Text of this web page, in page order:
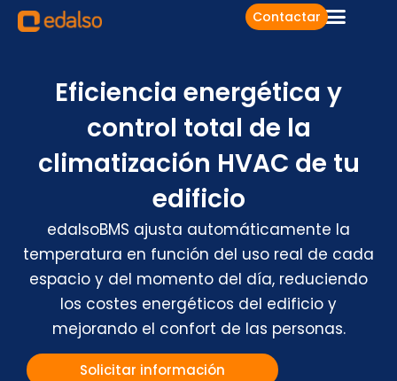
Contactar
Eficiencia energética y
control total de la
climatización HVAC de tu
edificio
edalsoBMS ajusta automáticamente la
temperatura en función del uso real de cada
espacio y del momento del día, reduciendo
los costes energéticos del edificio y
mejorando el confort de las personas.
Solicitar información